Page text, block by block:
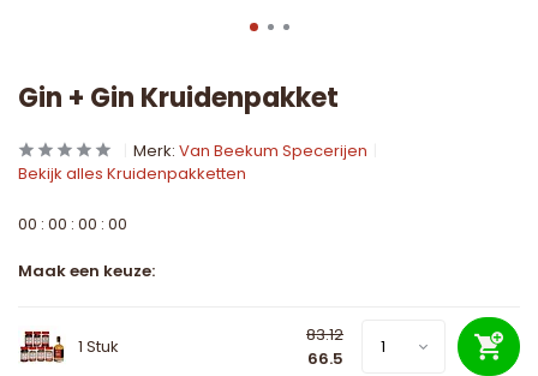
Gin + Gin Kruidenpakket
Merk: Van Beekum Specerijen
Bekijk alles Kruidenpakketten
00 : 00 : 00 : 00
Maak een keuze:
1 Stuk
83.12
66.5